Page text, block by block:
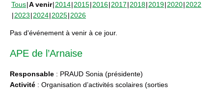
Tous A venir 2014 2015 2016 2017 2018 2019 2020 2022
2023 2024 2025 2026
Pas d'événement à venir à ce jour.
APE de l’Arnaise
Responsable : PRAUD Sonia (présidente)
Activité : Organisation d’activités scolaires (sorties